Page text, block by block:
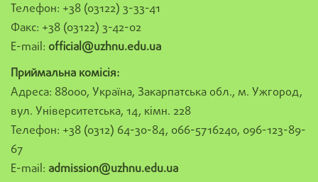
Телефон: +38 (03122) 3-33-41
Факс: +38 (03122) 3-42-02
E-mail: official@uzhnu.edu.ua
Приймальна комісія:
Адреса: 88000, Україна, Закарпатська обл., м. Ужгород,
вул. Університетська, 14, кімн. 228
Телефон: +38 (0312) 64-30-84, 066-5716240, 096-123-89-
67
E-mail: admission@uzhnu.edu.ua